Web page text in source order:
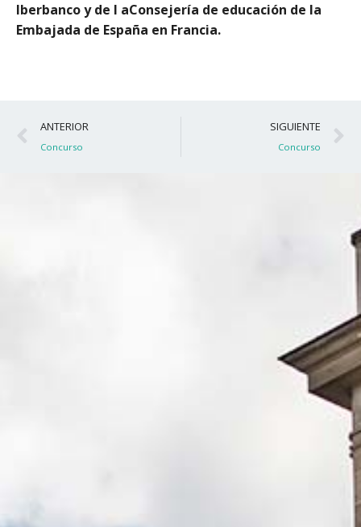
Iberbanco y de l aConsejería de educación de la
Embajada de España en Francia.
Ant
ANTERIOR
Concurso
SIGUIENTE
Concurso